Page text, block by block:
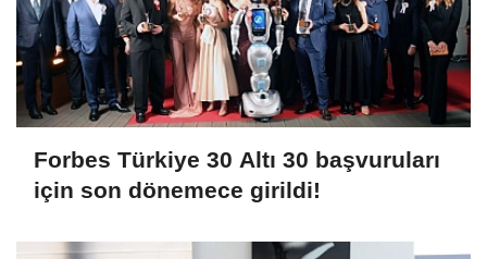
Forbes Türkiye 30 Altı 30 başvuruları
için son dönemece girildi!